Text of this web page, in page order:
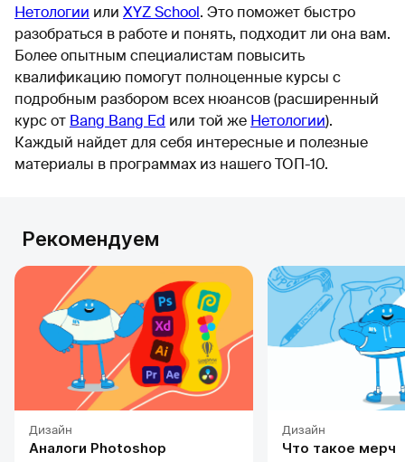
Нетологии или XYZ School. Это поможет быстро
разобраться в работе и понять, подходит ли она вам.
Более опытным специалистам повысить
квалификацию помогут полноценные курсы с
подробным разбором всех нюансов (расширенный
курс от Bang Bang Ed или той же Нетологии).
Каждый найдет для себя интересные и полезные
материалы в программах из нашего ТОП-10.
Рекомендуем
Дизайн
Аналоги Photoshop
Дизайн
Что такое мерч